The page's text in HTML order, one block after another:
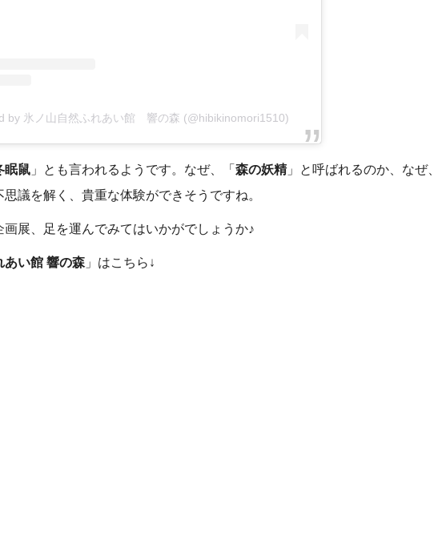
by 氷ノ山自然ふれあい館 響の森 (@hibikinomori1510)
眠鼠 」とも言われるようです。なぜ、「森の妖精」と呼ばれるのか、なぜ、
議を解く、貴重な体験ができそうですね。
展、足を運んでみてはいかがでしょうか♪
あい館 響の森 」はこちら↓